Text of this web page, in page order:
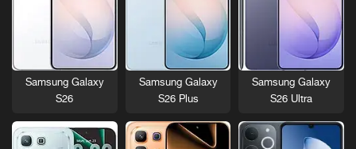
Samsung Galaxy
S26 Ultra
Samsung Galaxy
S26 Plus
Samsung Galaxy
S26